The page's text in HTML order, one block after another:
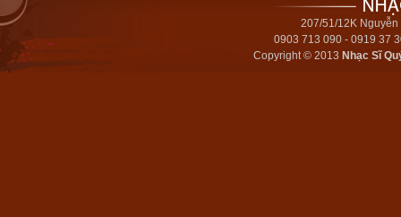
207/51/12K Nguyễn
0903 713 090 - 0919 37
Copyright © 2013 Nhạc Sĩ